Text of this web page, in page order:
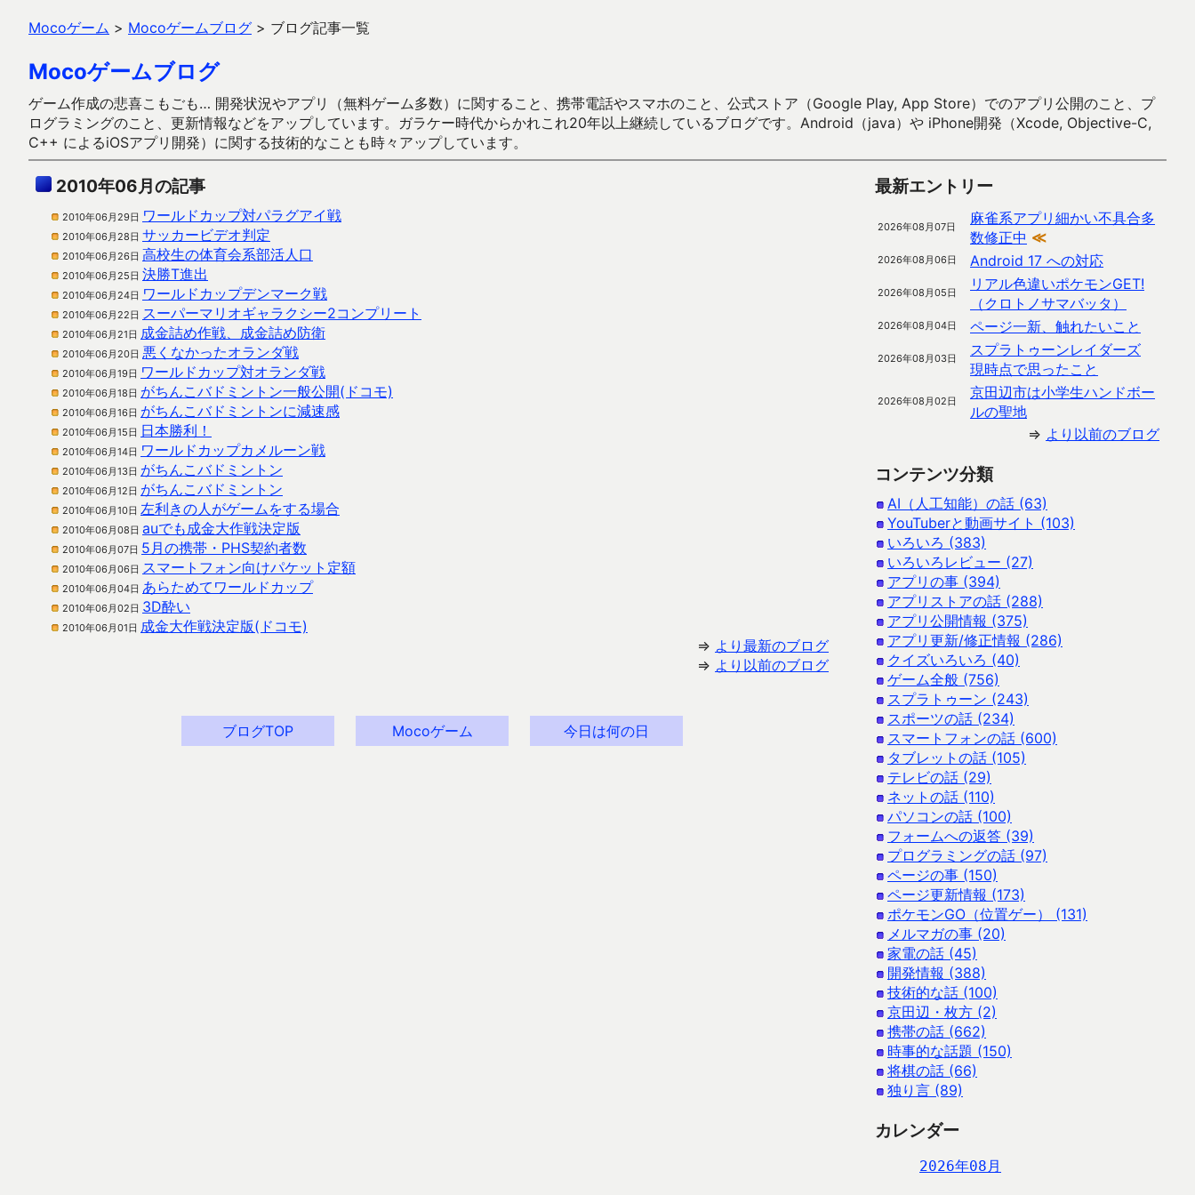
Mocoゲーム > Mocoゲームブログ > ブログ記事一覧
Mocoゲームブログ
ゲーム作成の悲喜こもごも… 開発状況やアプリ（無料ゲーム多数）に関すること、携帯電話やスマホのこと、公式ストア（Google Play, App Store）でのアプリ公開のこと、プ
ログラミングのこと、更新情報などをアップしています。ガラケー時代からかれこれ20年以上継続しているブログです。Android（java）や iPhone開発（Xcode, Objective-C,
C++ によるiOSアプリ開発）に関する技術的なことも時々アップしています。
2010年06月の記事
2010年06月29日 ワールドカップ対パラグアイ戦
2010年06月28日 サッカービデオ判定
2010年06月26日 高校生の体育会系部活人口
2010年06月25日 決勝T進出
2010年06月24日 ワールドカップデンマーク戦
2010年06月22日 スーパーマリオギャラクシー2コンプリート
2010年06月21日 成金詰め作戦、成金詰め防衛
2010年06月20日 悪くなかったオランダ戦
2010年06月19日 ワールドカップ対オランダ戦
2010年06月18日 がちんこバドミントン一般公開(ドコモ)
2010年06月16日 がちんこバドミントンに減速感
2010年06月15日 日本勝利！
2010年06月14日 ワールドカップカメルーン戦
2010年06月13日 がちんこバドミントン
2010年06月12日 がちんこバドミントン
2010年06月10日 左利きの人がゲームをする場合
2010年06月08日 auでも成金大作戦決定版
2010年06月07日 5月の携帯・PHS契約者数
2010年06月06日 スマートフォン向けパケット定額
2010年06月04日 あらためてワールドカップ
2010年06月02日 3D酔い
2010年06月01日 成金大作戦決定版(ドコモ)
⇒ より最新のブログ
⇒ より以前のブログ
ブログTOP Mocoゲーム 今日は何の日
最新エントリー
2026年08月07日
麻雀系アプリ細かい不具合多
数修正中 ≪
2026年08月06日 Android 17 への対応
2026年08月05日
リアル色違いポケモンGET!
（クロトノサマバッタ）
2026年08月04日 ページ一新、触れたいこと
2026年08月03日
スプラトゥーンレイダーズ
現時点で思ったこと
2026年08月02日
京田辺市は小学生ハンドボー
ルの聖地
⇒ より以前のブログ
コンテンツ分類
AI（人工知能）の話 (63)
YouTuberと動画サイト (103)
いろいろ (383)
いろいろレビュー (27)
アプリの事 (394)
アプリストアの話 (288)
アプリ公開情報 (375)
アプリ更新/修正情報 (286)
クイズいろいろ (40)
ゲーム全般 (756)
スプラトゥーン (243)
スポーツの話 (234)
スマートフォンの話 (600)
タブレットの話 (105)
テレビの話 (29)
ネットの話 (110)
パソコンの話 (100)
フォームへの返答 (39)
プログラミングの話 (97)
ページの事 (150)
ページ更新情報 (173)
ポケモンGO（位置ゲー） (131)
メルマガの事 (20)
家電の話 (45)
開発情報 (388)
技術的な話 (100)
京田辺・枚方 (2)
携帯の話 (662)
時事的な話題 (150)
将棋の話 (66)
独り言 (89)
カレンダー
2026年08月